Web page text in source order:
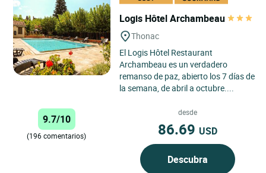
Logis Hôtel Archambeau
Thonac
El Logis Hôtel Restaurant
Archambeau es un verdadero
remanso de paz, abierto los 7 días de
la semana, de abril a octubre....
9.7/10
(196 comentarios)
desde
86.69 USD
Descubra